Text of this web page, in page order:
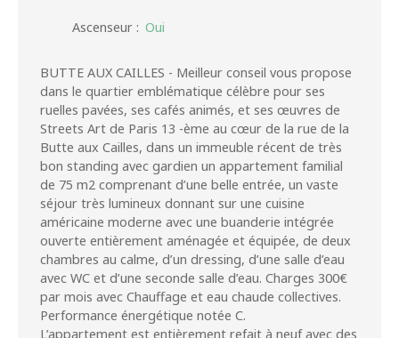
Ascenseur : Oui
BUTTE AUX CAILLES - Meilleur conseil vous propose
dans le quartier emblématique célèbre pour ses
ruelles pavées, ses cafés animés, et ses œuvres de
Streets Art de Paris 13 -ème au cœur de la rue de la
Butte aux Cailles, dans un immeuble récent de très
bon standing avec gardien un appartement familial
de 75 m2 comprenant d’une belle entrée, un vaste
séjour très lumineux donnant sur une cuisine
américaine moderne avec une buanderie intégrée
ouverte entièrement aménagée et équipée, de deux
chambres au calme, d’un dressing, d’une salle d’eau
avec WC et d’une seconde salle d’eau. Charges 300€
par mois avec Chauffage et eau chaude collectives.
Performance énergétique notée C.
L’appartement est entièrement refait à neuf avec des